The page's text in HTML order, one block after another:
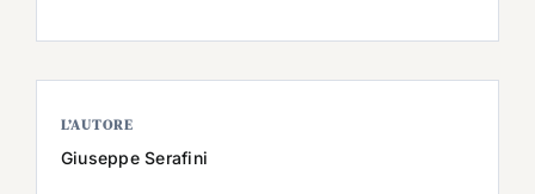
L’AUTORE
Giuseppe Serafini